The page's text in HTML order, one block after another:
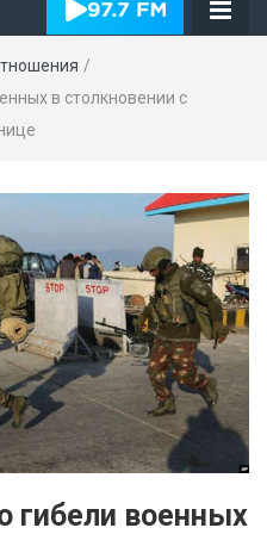
/
в столкновении с
гибели военных